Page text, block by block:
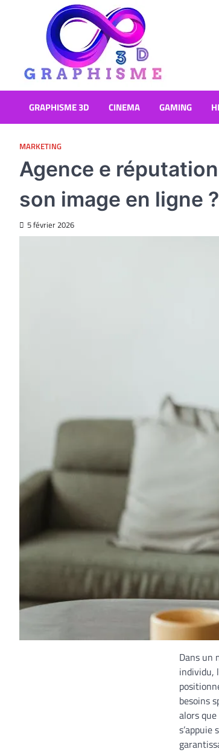
Graphisme 3D
GRAPHISME 3D CINEMA GAMING
MARKETING
Agence e
son image en ligne ?
5 février 2026
Dans un
individu,
besoins
alors